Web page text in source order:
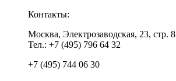
Контакты:
Москва, Электрозаводская, 23, стр. 8
Тел.: +7 (495) 796 64 32
+7 (495) 744 06 30